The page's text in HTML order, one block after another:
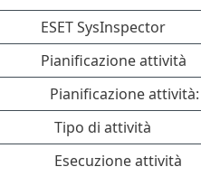
ESET SysInspector
Pianificazione attività
Pianificazione
Tipo di attività
Esecuzione attività